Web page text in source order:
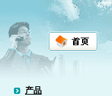
产品